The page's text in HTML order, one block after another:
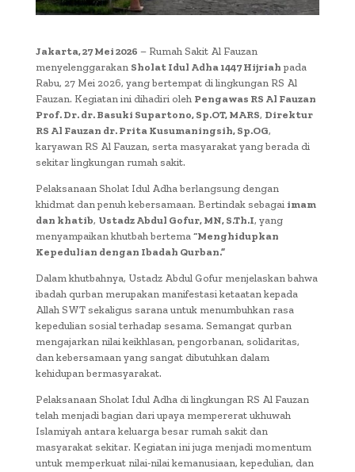
Jakarta, 27 Mei 2026 – Rumah Sakit Al Fauzan
menyelenggarakan Sholat Idul Adha 1447 Hijriah pada
Rabu, 27 Mei 2026, yang bertempat di lingkungan RS Al
Fauzan. Kegiatan ini dihadiri oleh Pengawas RS Al Fauzan
Prof. Dr. dr. Basuki Supartono, Sp.OT, MARS, Direktur
RS Al Fauzan dr. Prita Kusumaningsih, Sp.OG,
karyawan RS Al Fauzan, serta masyarakat yang berada di
sekitar lingkungan rumah sakit.
Pelaksanaan Sholat Idul Adha berlangsung dengan
khidmat dan penuh kebersamaan. Bertindak sebagai imam
dan khatib, Ustadz Abdul Gofur, MN, S.Th.I, yang
menyampaikan khutbah bertema “Menghidupkan
Kepedulian dengan Ibadah Qurban.”
Dalam khutbahnya, Ustadz Abdul Gofur menjelaskan bahwa
ibadah qurban merupakan manifestasi ketaatan kepada
Allah SWT sekaligus sarana untuk menumbuhkan rasa
kepedulian sosial terhadap sesama. Semangat qurban
mengajarkan nilai keikhlasan, pengorbanan, solidaritas,
dan kebersamaan yang sangat dibutuhkan dalam
kehidupan bermasyarakat.
Pelaksanaan Sholat Idul Adha di lingkungan RS Al Fauzan
telah menjadi bagian dari upaya mempererat ukhuwah
Islamiyah antara keluarga besar rumah sakit dan
masyarakat sekitar. Kegiatan ini juga menjadi momentum
untuk memperkuat nilai-nilai kemanusiaan, kepedulian, dan